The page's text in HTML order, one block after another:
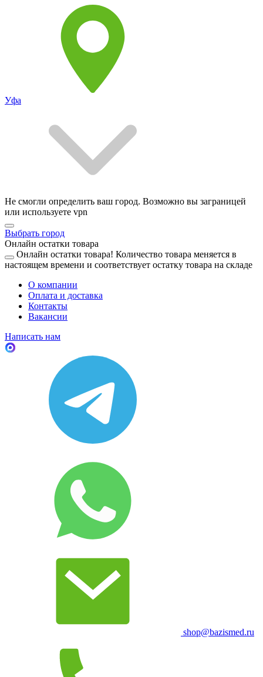
Уфа
Не смогли определить ваш город. Возможно вы заграницей
или используете vpn
Выбрать город
Онлайн остатки товара
Онлайн остатки товара! Количество товара меняется в
настоящем времени и соответствует остатку товара на складе
О компании
Оплата и доставка
Контакты
Вакансии
Написать нам
shop@bazismed.ru